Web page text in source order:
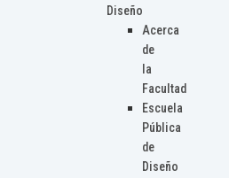
Diseño
Acerca
de
la
Facultad
Escuela
Pública
de
Diseño